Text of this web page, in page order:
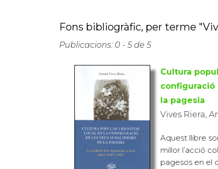
Fons bibliogràfic, per terme
Publicacions: 0 - 5 de 5
Cultura
configuració
la pagesia
Vives Riera,
Aquest llibre
millor l’acció
pagesos en el